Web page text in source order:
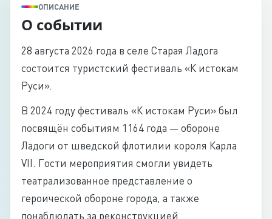
ОПИСАНИЕ
О событии
28 августа 2026 года в селе Старая Ладога
состоится туристский фестиваль «К истокам
Руси».
В 2024 году фестиваль «К истокам Руси» был
посвящён событиям 1164 года — обороне
Ладоги от шведской флотилии короля Карла
VII. Гости мероприятия смогли увидеть
театрализованное представление о
героической обороне города, а также
понаблюдать за реконструкцией